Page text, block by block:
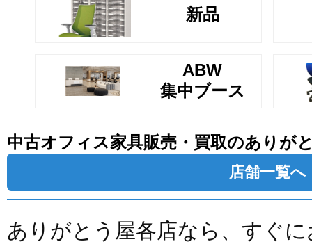
新品
ABW
集中ブース
中古オフィス家具販売・買取のありが
店舗一覧へ
ありがとう屋各店なら、すぐ